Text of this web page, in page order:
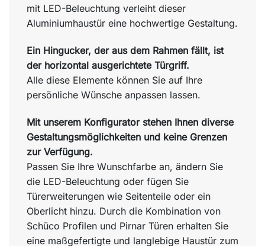
mit LED-Beleuchtung verleiht dieser
Aluminiumhaustür eine hochwertige Gestaltung.
Ein Hingucker, der aus dem Rahmen fällt, ist
der horizontal ausgerichtete Türgriff.
Alle diese Elemente können Sie auf Ihre
persönliche Wünsche anpassen lassen.
Mit unserem Konfigurator stehen Ihnen diverse
Gestaltungsmöglichkeiten und keine Grenzen
zur Verfügung.
Passen Sie Ihre Wunschfarbe an, ändern Sie
die LED-Beleuchtung oder fügen Sie
Türerweiterungen wie Seitenteile oder ein
Oberlicht hinzu. Durch die Kombination von
Schüco Profilen und Pirnar Türen erhalten Sie
eine maßgefertigte und langlebige Haustür zum